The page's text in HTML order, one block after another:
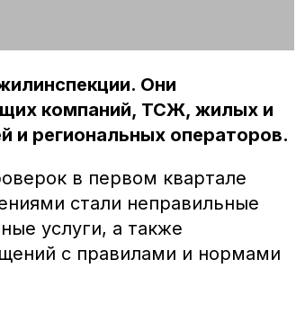
Они
компаний, ТСЖ, жилых и
и региональных операторов.
в первом квартале
стали неправильные
услуги, а также
с правилами и нормами